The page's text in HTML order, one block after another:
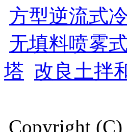
方型逆流式
无填料喷雾
塔 改良土拌
Copyright